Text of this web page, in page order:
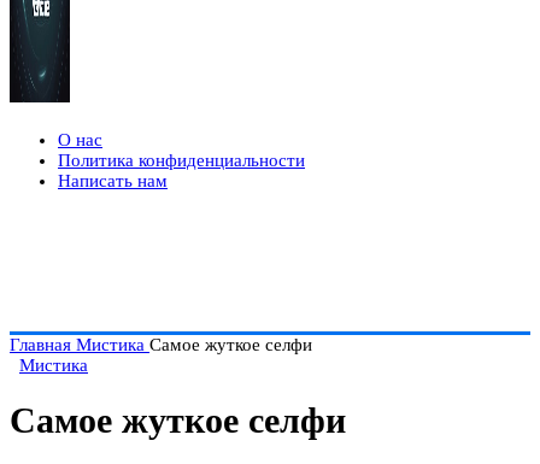
О нас
Политика конфиденциальности
Написать нам
Главная Мистика Самое жуткое селфи
Мистика
Самое жуткое селфи